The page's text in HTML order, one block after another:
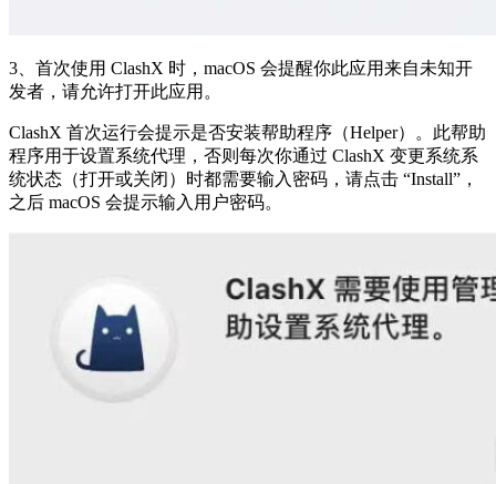
3、首次使用 ClashX 时，macOS 会提醒你此应用来自未知开
发者，请允许打开此应用。
ClashX 首次运行会提示是否安装帮助程序（Helper）。此帮助
程序用于设置系统代理，否则每次你通过 ClashX 变更系统系
统状态（打开或关闭）时都需要输入密码，请点击 “Install”，
之后 macOS 会提示输入用户密码。